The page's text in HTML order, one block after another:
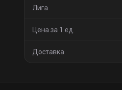
Лига
Цена за 1 ед.
Доставка